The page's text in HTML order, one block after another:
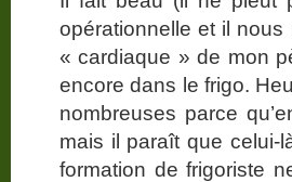
opérationnelle et il
« cardiaque » de mon
encore dans le frigo.
nombreuses parce
mais il paraît que celui-
formation de frigoriste